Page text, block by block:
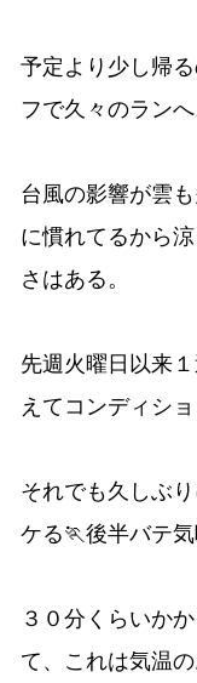
予定より少し帰
フで久々のランへ
台風の影響が雲
に慣れてるから
さはある。
先週火曜日以来
えてコンディシ
それでも久しぶ
ケる🏃後半バテ
３０分くらいか
て、これは気温